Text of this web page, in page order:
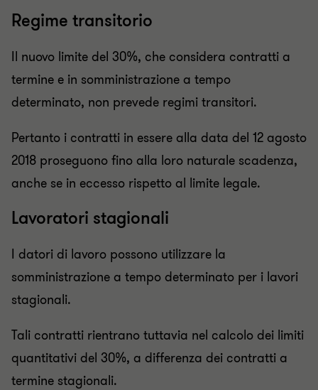
Regime transitorio
Il nuovo limite del 30%, che considera contratti a
termine e in somministrazione a tempo
determinato, non prevede regimi transitori.
Pertanto i contratti in essere alla data del 12 agosto
2018 proseguono fino alla loro naturale scadenza,
anche se in eccesso rispetto al limite legale.
Lavoratori stagionali
I datori di lavoro possono utilizzare la
somministrazione a tempo determinato per i lavori
stagionali.
Tali contratti rientrano tuttavia nel calcolo dei limiti
quantitativi del 30%, a differenza dei contratti a
termine stagionali.